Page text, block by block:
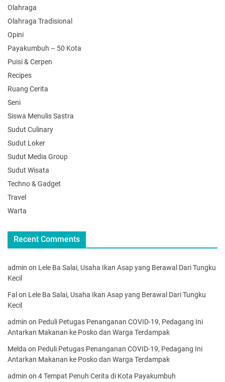
Olahraga
Olahraga Tradisional
Opini
Payakumbuh – 50 Kota
Puisi & Cerpen
Recipes
Ruang Cerita
Seni
Siswa Menulis Sastra
Sudut Culinary
Sudut Loker
Sudut Media Group
Sudut Wisata
Techno & Gadget
Travel
Warta
Recent Comments
admin on Lele Ba Salai, Usaha Ikan Asap yang Berawal Dari Tungku
Kecil
Fal on Lele Ba Salai, Usaha Ikan Asap yang Berawal Dari Tungku
Kecil
admin on Peduli Petugas Penanganan COVID-19, Pedagang Ini
Antarkan Makanan ke Posko dan Warga Terdampak
Melda on Peduli Petugas Penanganan COVID-19, Pedagang Ini
Antarkan Makanan ke Posko dan Warga Terdampak
admin on 4 Tempat Penuh Cerita di Kota Payakumbuh